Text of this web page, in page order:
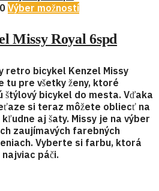
Výber možností
Missy Royal 6spd
retro bicykel Kenzel Missy
tu pre všetky ženy, ktoré
štýlový bicykel do mesta. Vďaka
si teraz môžete obliecť na
aj šaty. Missy je na výber
zaujímavých farebných
Vyberte si farbu, ktorá
najviac páči.